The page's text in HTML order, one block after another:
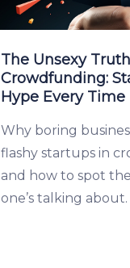
The Unsexy
Crowdfunding:
Hype Every Time
Why boring
flashy startups in
and how to spot
one’s talking about.